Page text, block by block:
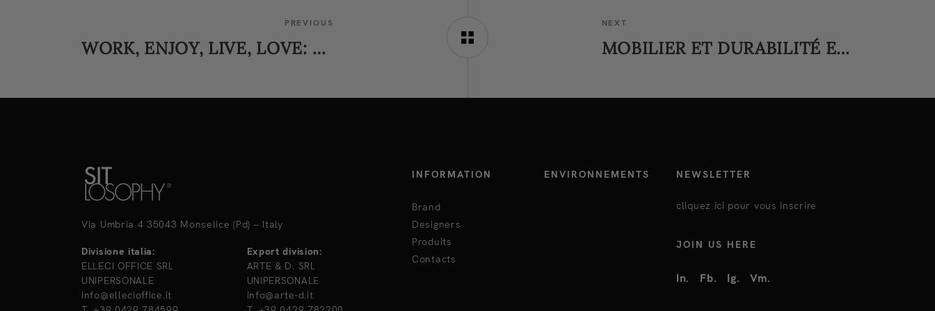
PREVIOUS
WORK, ENJOY, LIVE, LOVE: 4 COORDINATES OF HUMAN EXISTENCE
NEXT
MOBILIER ET DURABILITÉ ENVIRONNEMENTALE: COMMENT INNOVER TOUT EN RÉPONDANT AU MARCHÉ
Via Umbria 4 35043 Monselice (Pd) – Italy
Divisione italia:
ELLECI OFFICE SRL
UNIPERSONALE
info@ellecioffice.it
Export division:
ARTE & D. SRL
UNIPERSONALE
info@arte-d.it
INFORMATION
Brand
Designers
Produits
Contacts
ENVIRONNEMENTS NEWSLETTER
cliquez ici pour vous inscrire
JOIN US HERE
In. Fb. Ig. Vm.